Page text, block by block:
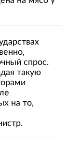
спрос.
такую
на то,